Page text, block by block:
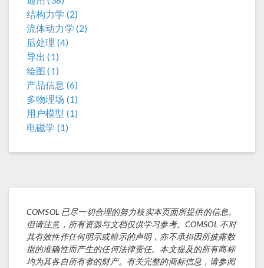
结构力学 (2)
流体动力学 (2)
后处理 (4)
导出 (1)
绘图 (1)
产品信息 (6)
多物理场 (1)
用户模型 (1)
电磁学 (1)
COMSOL 已尽一切合理的努力核实本页面所提供的信息。
但请注意，所有资源与文档仅供学习参考。COMSOL 不对
其有效性作任何明示或暗示的声明，亦不承担因所披露数
据的准确性而产生的任何法律责任。本文提及的所有商标
均为其各自所有者的财产。有关完整的商标信息，请参阅